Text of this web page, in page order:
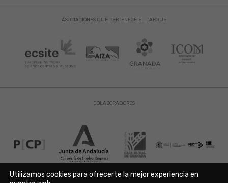
ASOCIACIONES QUE PERTENECE EL PARQUE
COLABORADORES
Utilizamos cookies para ofrecerte la mejor experiencia en